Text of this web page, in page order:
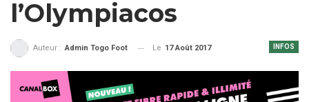
l’Olympiacos
INFOS
Auteur : Admin Togo Foot Le 17 Août 2017